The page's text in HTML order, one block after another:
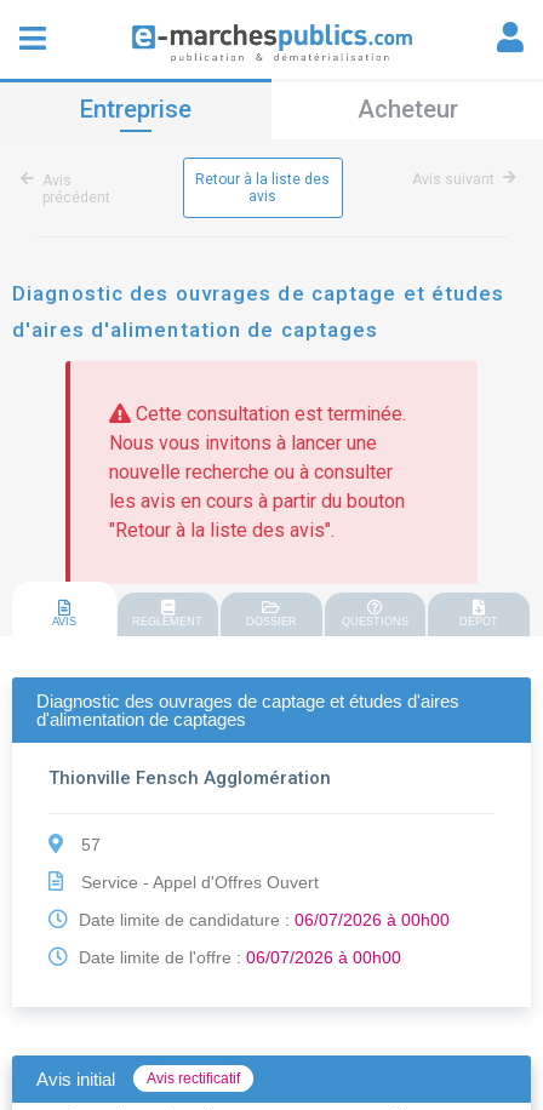
Entreprise Acheteur
Avis
précédent
Retour à la liste des
avis
Avis suivant
Diagnostic des ouvrages de captage et études
d'aires d'alimentation de captages
Cette consultation est terminée.
Nous vous invitons à lancer une
nouvelle recherche ou à consulter
les avis en cours à partir du bouton
"Retour à la liste des avis".
AVIS REGLEMENT DOSSIER QUESTIONS DEPOT
Diagnostic des ouvrages de captage et études d'aires
d'alimentation de captages
Thionville Fensch Agglomération
57
Service - Appel d'Offres Ouvert
Date limite de candidature : 06/07/2026 à 00h00
Date limite de l'offre : 06/07/2026 à 00h00
Avis initial Avis rectificatif